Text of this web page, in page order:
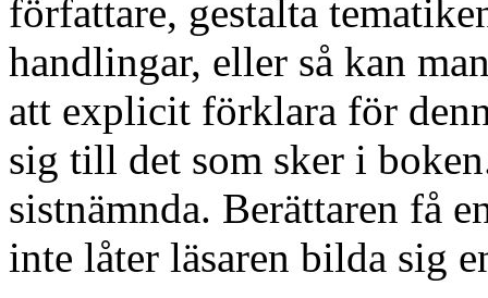
författare, gestalta
handlingar, eller så kan
att explicit förklara för
sig till det som sker i
sistnämnda. Berättaren få
inte låter läsaren bilda sig